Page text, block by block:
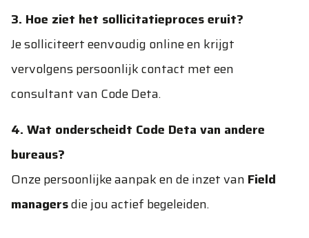
3. Hoe ziet het sollicitatieproces eruit?
Je solliciteert eenvoudig online en krijgt
vervolgens persoonlijk contact met een
consultant van Code Deta.
4. Wat onderscheidt Code Deta van andere
bureaus?
Onze persoonlijke aanpak en de inzet van Field
managersdie jou actief begeleiden.